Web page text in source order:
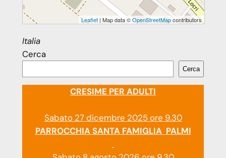
Leaflet | Map data ©OpenStreetMapcontributors
Italia
Cerca
Cerca
CRESIME PER ADULTI
Sabato 27 dicembre 2025 ore 9.30
PARROCCHIA SANTA FAMIGLIA PALMI